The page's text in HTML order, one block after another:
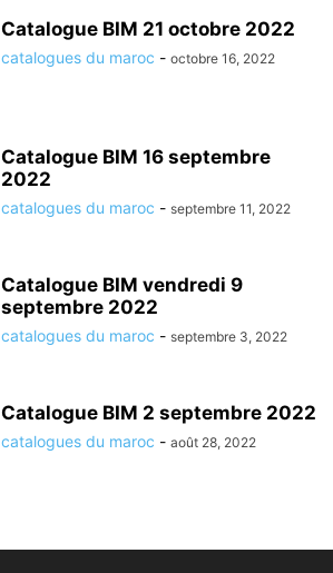
Catalogue BIM 21 octobre 2022
catalogues du maroc - octobre 16, 2022
Catalogue BIM 16 septembre
2022
catalogues du maroc - septembre 11, 2022
Catalogue BIM vendredi 9
septembre 2022
catalogues du maroc - septembre 3, 2022
Catalogue BIM 2 septembre 2022
catalogues du maroc - août 28, 2022